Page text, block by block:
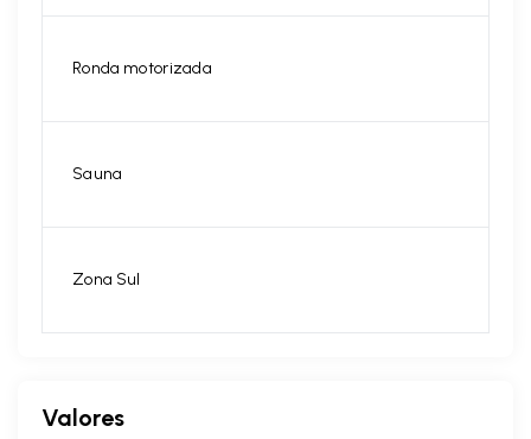
Ronda motorizada
Sauna
Zona Sul
Valores